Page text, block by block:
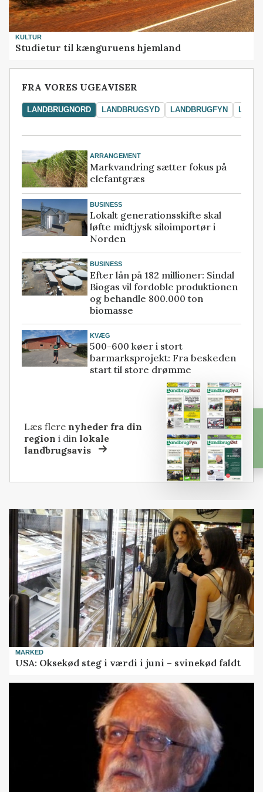
KULTUR
Studietur til kænguruens hjemland
FRA VORES UGEAVISER
LANDBRUGNORD LANDBRUGSYD LANDBRUGFYN
ARRANGEMENT
Markvandring sætter fokus på
elefantgræs
BUSINESS
Lokalt generationsskifte skal
løfte midtjysk siloimportør i
Norden
BUSINESS
Efter lån på 182 millioner: Sindal
Biogas vil fordoble produktionen
og behandle 800.000 ton
biomasse
KVÆG
500-600 køer i stort
barmarksprojekt: Fra beskeden
start til store drømme
Læs flere nyheder fra din
region i dinlokale
landbrugsavis
MARKED
USA: Oksekød steg i værdi i juni – svinekød faldt